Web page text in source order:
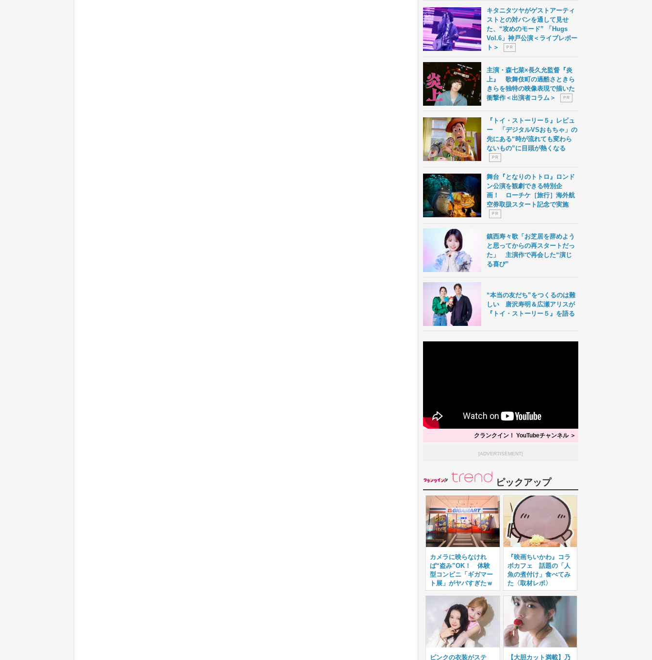
キタニタツヤがゲストアーティ
ストとの対バンを通して見せ
た、“攻めのモード” 「Hugs
Vol.6」神戸公演＜ライブレポー
ト＞
P R
主演・森七菜×長久允監督『炎
上』 歌舞伎町の過酷さときら
きらを独特の映像表現で描いた
衝撃作＜出演者コラム＞
P R
『トイ・ストーリー５』レビュ
ー 「デジタルVSおもちゃ」の
先にある“時が流れても変わら
ないもの”に目頭が熱くなる
P R
舞台『となりのトトロ』ロンド
ン公演を観劇できる特別企
画！ ローチケ［旅行］海外航
空券取扱スタート記念で実施
P R
鎮西寿々歌「お芝居を辞めよう
と思ってからの再スタートだっ
た」 主演作で再会した“演じ
る喜び”
“本当の友だち”をつくるのは難
しい 唐沢寿明＆広瀬アリスが
『トイ・ストーリー５』を語る
クランクイン！ YouTubeチャンネル ＞
[ADVERTISEMENT]
ピックアップ
カメラに映らなけれ
ば“盗み”OK！ 体験
型コンビニ「ギガマー
ト展」がヤバすぎたｗ
『映画ちいかわ』コラ
ボカフェ 話題の「人
魚の煮付け」食べてみ
た〈取材レポ〉
ピンクの衣装がステ 【大胆カット満載】乃